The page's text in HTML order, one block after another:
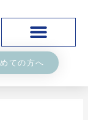
ての方へ